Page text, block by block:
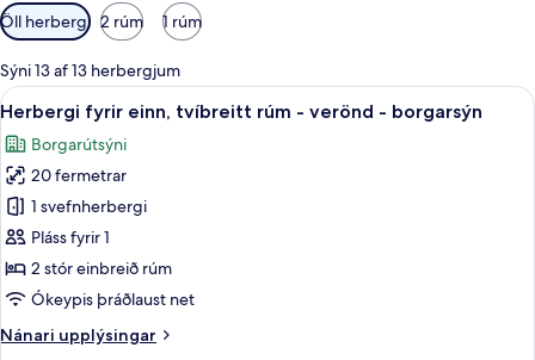
Síur
í
boði
fyrir
herbergi
Öll herbergi 2 rúm 1 rúm
Sýni 13 af 13 herbergjum
Skoða
allar
myndir
fyrir
Herbergi
fyrir
einn,
tvíbreitt
-
Míníbar, skrifborð, vinnuaðstaða
5
Herbergi fyrir einn, tvíbreitt rúm - verönd - borgarsýn
Borgarútsýni
20 fermetrar
1 svefnherbergi
Pláss fyrir 1
2 stór einbreið rúm
Ókeypis þráðlaust net
Nánari upplýsingar
Nánari